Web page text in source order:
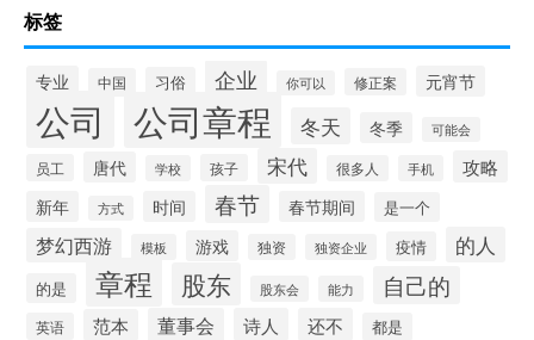
标签
专业 中国 习俗 企业 你可以 修正案 元宵节
公司 公司章程 冬天 冬季 可能会
员工 唐代 学校 孩子 宋代 很多人 手机 攻略
新年 方式 时间 春节 春节期间 是一个
梦幻西游 模板 游戏 独资 独资企业 疫情 的人
的是 章程 股东 股东会 能力 自己的
英语 范本 董事会 诗人 还不 都是